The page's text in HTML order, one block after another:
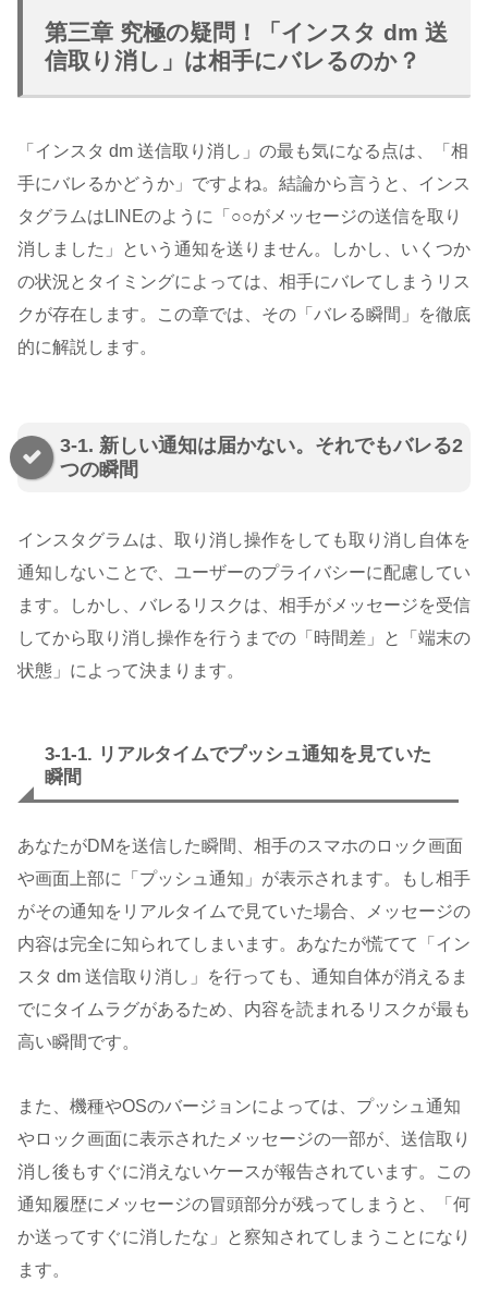
第三章 究極の疑問！「インスタ dm 送
信取り消し」は相手にバレるのか？
「インスタ dm 送信取り消し」の最も気になる点は、「相
手にバレるかどうか」ですよね。結論から言うと、インス
タグラムはLINEのように「○○がメッセージの送信を取り
消しました」という通知を送りません。しかし、いくつか
の状況とタイミングによっては、相手にバレてしまうリス
クが存在します。この章では、その「バレる瞬間」を徹底
的に解説します。
3-1. 新しい通知は届かない。それでもバレる2
つの瞬間
インスタグラムは、取り消し操作をしても取り消し自体を
通知しないことで、ユーザーのプライバシーに配慮してい
ます。しかし、バレるリスクは、相手がメッセージを受信
してから取り消し操作を行うまでの「時間差」と「端末の
状態」によって決まります。
3-1-1. リアルタイムでプッシュ通知を見ていた
瞬間
あなたがDMを送信した瞬間、相手のスマホのロック画面
や画面上部に「プッシュ通知」が表示されます。もし相手
がその通知をリアルタイムで見ていた場合、メッセージの
内容は完全に知られてしまいます。あなたが慌てて「イン
スタ dm 送信取り消し」を行っても、通知自体が消えるま
でにタイムラグがあるため、内容を読まれるリスクが最も
高い瞬間です。
また、機種やOSのバージョンによっては、プッシュ通知
やロック画面に表示されたメッセージの一部が、送信取り
消し後もすぐに消えないケースが報告されています。この
通知履歴にメッセージの冒頭部分が残ってしまうと、「何
か送ってすぐに消したな」と察知されてしまうことになり
ます。